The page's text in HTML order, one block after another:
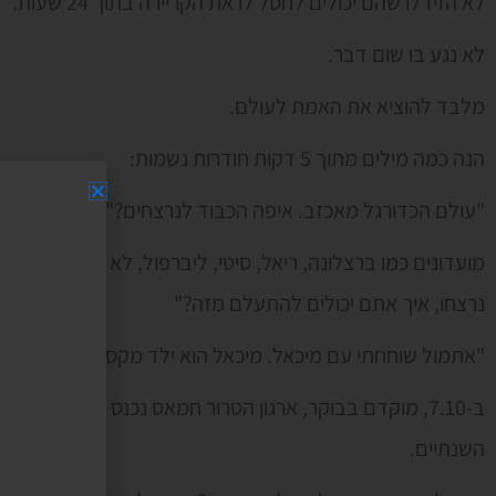
לא נגע בו שום דבר.
מלבד להוציא את האמת לעולם.
הנה כמה מילים מתוך 5 דקות חודרות נשמות:
"עולם הכדורגל מאכזב. איפה הכבוד לנרצחים?"
מועדונים כמו ברצלונה, ריאל, סיטי, ליברפול, לא כיבדו את
נרצחו, איך אתם יכולים להתעלם מזה?"
"אתמול שוחחתי עם מיכאל. מיכאל הוא ילד מקסים, בן 9, שאוהב כדורגל ואוהד את ברצלונה.
ב-7.10, מוקדם בבוקר, ארגון הטרור חמאס נכנס לביתו,
השנתיים.